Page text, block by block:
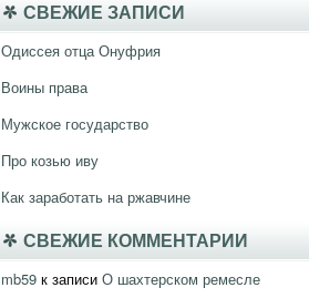
СВЕЖИЕ ЗАПИСИ
Одиссея отца Онуфрия
Воины права
Мужское государство
Про козью иву
Как заработать на ржавчине
СВЕЖИЕ КОММЕНТАРИИ
mb59 к записи О шахтерском ремесле